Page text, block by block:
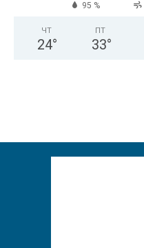
95 %
ЧТ
24°
ПТ
33°